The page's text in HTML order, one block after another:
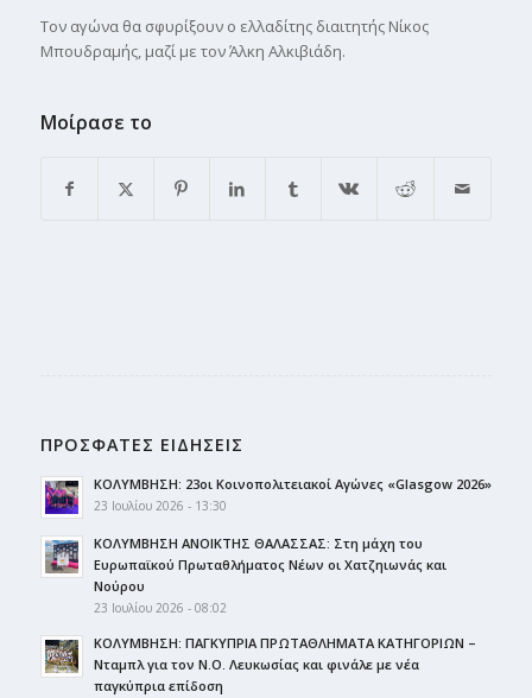
Τον αγώνα θα σφυρίξουν ο ελλαδίτης διαιτητής Νίκος
Μπουδραμής, μαζί με τον Άλκη Αλκιβιάδη.
Μοίρασε το
ΠΡΟΣΦΑΤΕΣ ΕΙΔΗΣΕΙΣ
ΚΟΛΥΜΒΗΣΗ: 23οι Κοινοπολιτειακοί Αγώνες «Glasgow 2026»
23 Ιουλίου 2026 - 13:30
ΚΟΛΥΜΒΗΣΗ ΑΝΟΙΚΤΗΣ ΘΑΛΑΣΣΑΣ: Στη μάχη του
Ευρωπαϊκού Πρωταθλήματος Νέων οι Χατζηιωνάς και
Νούρου
23 Ιουλίου 2026 - 08:02
ΚΟΛΥΜΒΗΣΗ: ΠΑΓΚΥΠΡΙΑ ΠΡΩΤΑΘΛΗΜΑΤΑ ΚΑΤΗΓΟΡΙΩΝ –
Νταμπλ για τον Ν.Ο. Λευκωσίας και φινάλε με νέα
παγκύπρια επίδοση